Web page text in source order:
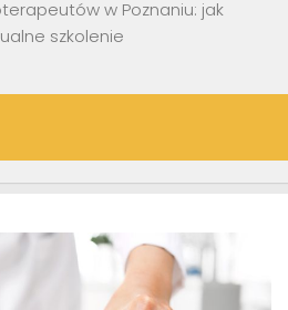
w Poznaniu: jak
szkolenie